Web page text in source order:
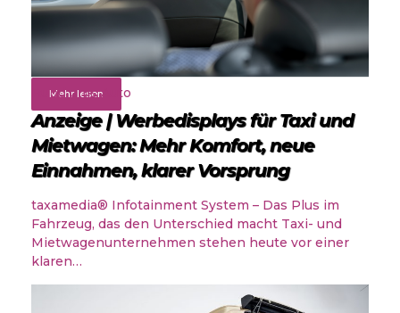
Mehr lesen
Rund ums Auto
Anzeige | Werbedisplays für Taxi und
Mietwagen: Mehr Komfort, neue
Einnahmen, klarer Vorsprung
taxamedia® Infotainment System – Das Plus im
Fahrzeug, das den Unterschied macht Taxi- und
Mietwagenunternehmen stehen heute vor einer
klaren…